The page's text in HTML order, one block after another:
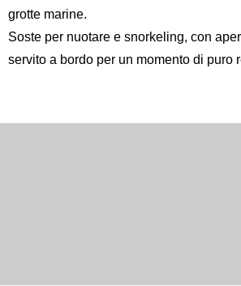
grotte marine.
Soste per nuotare e snorkeling, con
servito a bordo per un momento di puro